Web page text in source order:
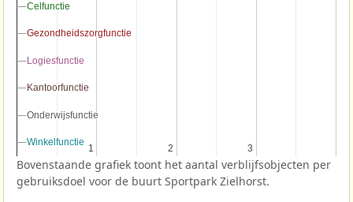
1
1 2
2 3
3
Celfunctie
Celfunctie
Gezondheidszorgfunctie
Gezondheidszorgfunctie
Logiesfunctie
Logiesfunctie
Kantoorfunctie
Kantoorfunctie
Onderwijsfunctie
Onderwijsfunctie
Winkelfunctie
Winkelfunctie
Bovenstaande grafiek toont het aantal verblijfsobjecten per
gebruiksdoel voor de buurt Sportpark Zielhorst.